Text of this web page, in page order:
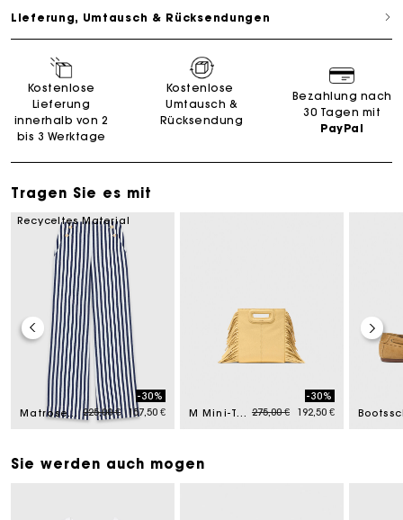
Lieferung, Umtausch & Rücksendungen
Kostenlose
Lieferung
innerhalb von 2
bis 3 Werktage
Kostenlose
Umtausch &
Rücksendung
Bezahlung nach
30 Tagen mit
PayPal
Tragen Sie es mit
Recyceltes Material
Matrosenhose aus Leinenmischung Price reduced from
225,00 €to
-30%
157,50 €
M Mini-Tasche, Craquelé-Leder matt Price reduced from
275,00 €to
-30%
192,50 €
Sie werden auch mogen